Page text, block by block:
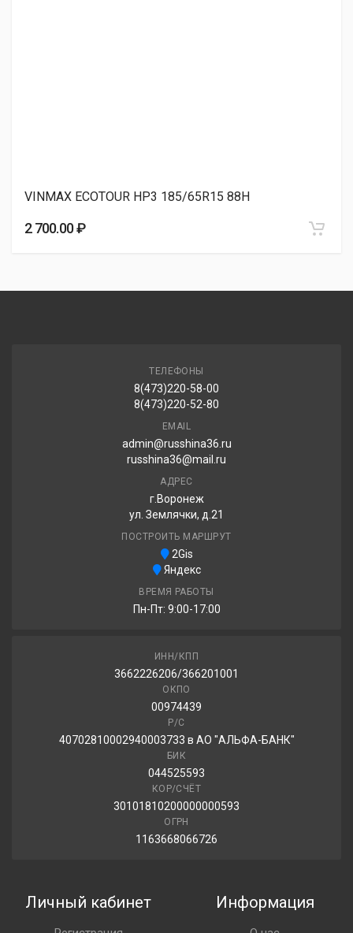
VINMAX ECOTOUR HP3 185/65R15 88H
2 700.00 ₽
ТЕЛЕФОНЫ
8(473)220-58-00
8(473)220-52-80
EMAIL
admin@russhina36.ru
russhina36@mail.ru
АДРЕС
г.Воронеж
ул. Землячки, д.21
ПОСТРОИТЬ МАРШРУТ
2Gis
Яндекс
ВРЕМЯ РАБОТЫ
Пн-Пт: 9:00-17:00
ИНН/КПП
3662226206/366201001
ОКПО
00974439
Р/С
40702810002940003733 в АО "АЛЬФА-БАНК"
БИК
044525593
КОР/СЧЁТ
30101810200000000593
ОГРН
1163668066726
Личный кабинет Информация